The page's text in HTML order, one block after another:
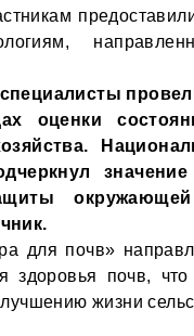
оценки
для почв»
почв, что
жизни